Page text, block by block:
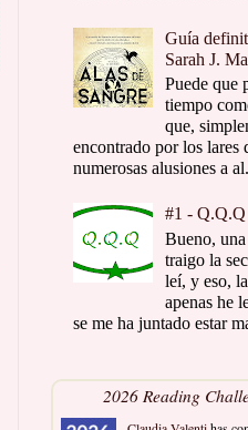
Guía
Sarah J.
Puede que
tiempo
que,
encontrado por los lares
numerosas alusiones a
#1 - Q.Q.Q
Bueno,
traigo la
leí, y eso,
apenas he
se me ha juntado estar
2026 Reading